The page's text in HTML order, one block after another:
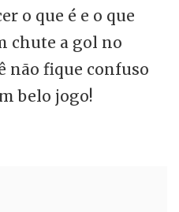
o que é e o que
chute a gol no
não fique confuso
belo jogo!